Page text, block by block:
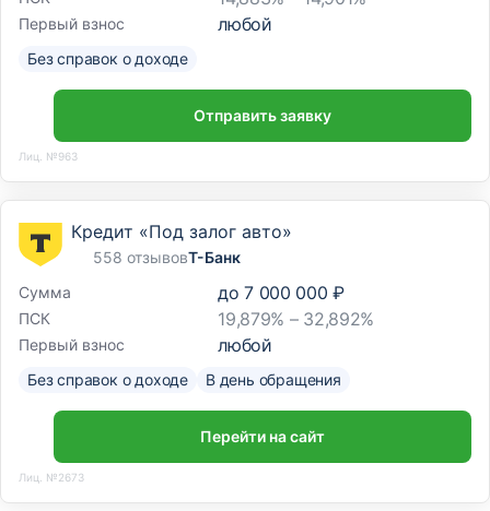
Первый взнос любой
Без справок о доходе
Отправить заявку
Лиц. №963
Кредит «Под залог авто»
558 отзывовТ-Банк
Сумма
до 7 000 000 ₽
ПСК 19,879% – 32,892%
Первый взнос любой
Без справок о доходе В день обращения
Перейти на сайт
Лиц. №2673